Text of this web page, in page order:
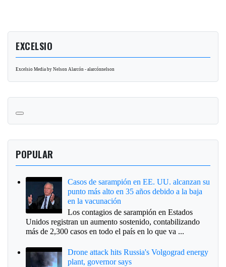
EXCELSIO
Excelsio Media by Nelson Alarcón - alarcónnelson
POPULAR
Casos de sarampión en EE. UU. alcanzan su
punto más alto en 35 años debido a la baja
en la vacunación
Los contagios de sarampión en Estados
Unidos registran un aumento sostenido, contabilizando
más de 2,300 casos en todo el país en lo que va ...
Drone attack hits Russia's Volgograd energy
plant, governor says